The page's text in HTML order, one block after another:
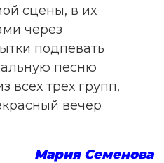
сцены, в их
через
подпевать
песню
всех трех групп,
вечер
Мария Семенова